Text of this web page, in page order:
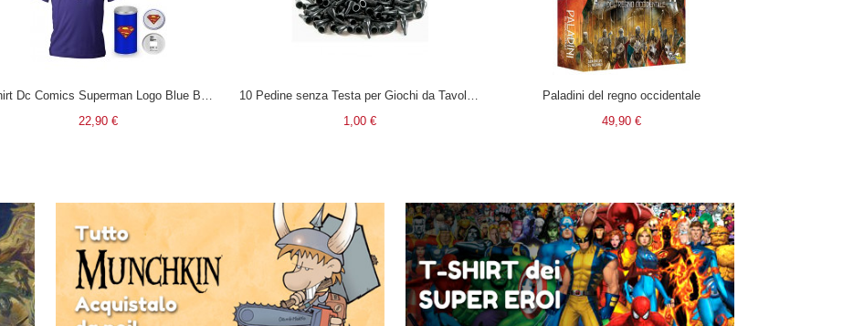
T-Shirt Dc Comics Superman Logo Blue Boy Deluxe (Taglia Small)
22,90 €
10 Pedine senza Testa per Giochi da Tavolo - Nere (E-raptor)
1,00 €
Paladini del regno occidentale
49,90 €